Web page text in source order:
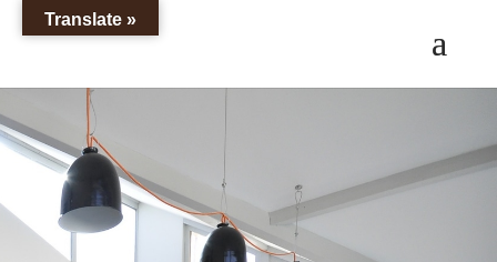
Translate »